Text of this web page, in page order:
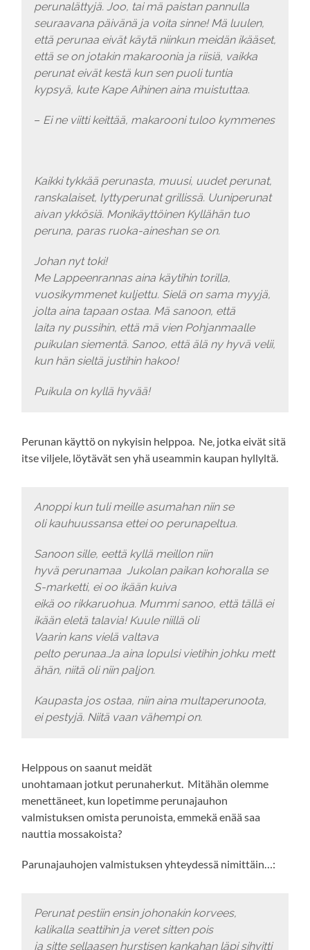
perunalättyjä. Joo, tai mä paistan pannulla
seuraavana päivänä ja voita sinne! Mä luulen,
että perunaa eivät käytä niinkun meidän ikääset,
että se on jotakin makaroonia ja riisiä, vaikka
perunat eivät kestä kun sen puoli tuntia
kypsyä, kute Kape Aihinen aina muistuttaa.
– Ei ne viitti keittää, makarooni tuloo kymmenes
Kaikki tykkää perunasta, muusi, uudet perunat,
ranskalaiset, lyttyperunat grillissä. Uuniperunat
aivan ykkösiä. Monikäyttöinen Kyllähän tuo
peruna, paras ruoka-aineshan se on.
Johan nyt toki!
Me Lappeenrannas aina käytihin torilla,
vuosikymmenet kuljettu. Sielä on sama myyjä,
jolta aina tapaan ostaa. Mä sanoon, että
laita ny pussihin, että mä vien Pohjanmaalle
puikulan siementä. Sanoo, että älä ny hyvä velii,
kun hän sieltä justihin hakoo!
Puikula on kyllä hyvää!
Perunan käyttö on nykyisin helppoa. Ne, jotka eivät sitä
itse viljele, löytävät sen yhä useammin kaupan hyllyltä.
Anoppi kun tuli meille asumahan niin se
oli kauhuussansa ettei oo perunapeltua.
Sanoon sille, eettä kyllä meillon niin
hyvä perunamaa Jukolan paikan kohoralla se
S-marketti, ei oo ikään kuiva
eikä oo rikkaruohua. Mummi sanoo, että tällä ei
ikään eletä talavia! Kuule niillä oli
Vaarin kans vielä valtava
pelto perunaa.Ja aina lopulsi vietihin johku mett
ähän, niitä oli niin paljon.
Kaupasta jos ostaa, niin aina multaperunoota,
ei pestyjä. Niitä vaan vähempi on.
Helppous on saanut meidät
unohtamaan jotkut perunaherkut. Mitähän olemme
menettäneet, kun lopetimme perunajauhon
valmistuksen omista perunoista, emmekä enää saa
nauttia mossakoista?
Parunajauhojen valmistuksen yhteydessä nimittäin…:
Perunat pestiin ensin johonakin korvees,
kalikalla seattihin ja veret sitten pois
ja sitte sellaasen hurstisen kankahan läpi sihvitti